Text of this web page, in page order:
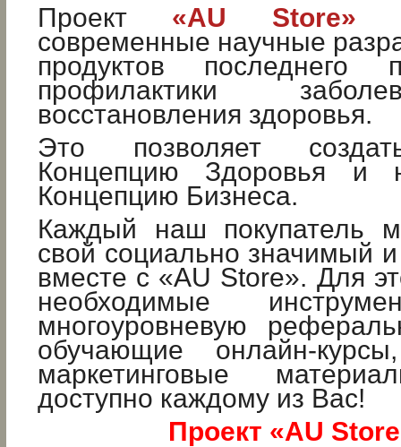
Проект «AU Store»
современные научные
продуктов последнего
профилактики
восстановления здоровья.
Это позволяет
Концепцию Здоровья
Концепцию Бизнеса.
Каждый наш покупатель
свой социально значимый
вместе с «AU Store». Для
необходимые
многоуровневую
обучающие онлайн-
маркетинговые
доступно каждому из Вас!
Проект «AU